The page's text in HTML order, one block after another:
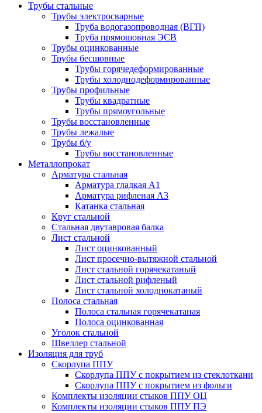
Трубы стальные
Трубы электросварные
Труба водогазопроводная (ВГП)
Труба прямошовная ЭСВ
Трубы оцинкованные
Трубы бесшовные
Трубы горячедеформированные
Трубы холоднодеформированные
Трубы профильные
Трубы квадратные
Трубы прямоугольные
Трубы восстановленные
Трубы лежалые
Трубы б/у
Трубы восстановленные
Металлопрокат
Арматура стальная
Арматура гладкая А1
Арматура рифленая А3
Катанка стальная
Круг стальной
Стальная двутавровая балка
Лист стальной
Лист оцинкованный
Лист просечно-вытяжной стальной
Лист стальной горячекатаный
Лист стальной рифленый
Лист стальной холоднокатаный
Полоса стальная
Полоса стальная горячекатаная
Полоса оцинкованная
Уголок стальной
Швеллер стальной
Изоляция для труб
Скорлупа ППУ
Скорлупа ППУ с покрытием из стеклоткани
Скорлупа ППУ с покрытием из фольги
Комплекты изоляции стыков ППУ ОЦ
Комплекты изоляции стыков ППУ ПЭ